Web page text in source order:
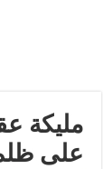
مليكة
على